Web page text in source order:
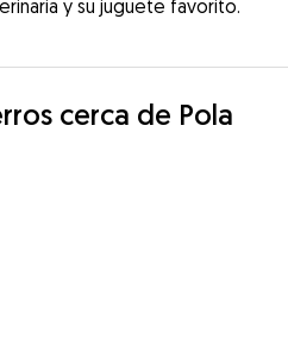
y su juguete favorito.
cerca de Pola